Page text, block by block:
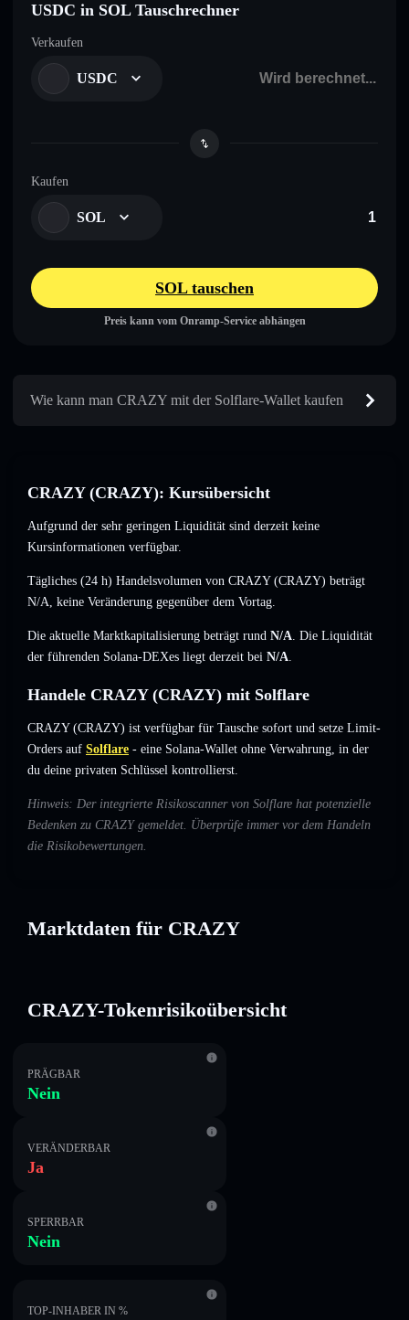
USDC in SOL Tauschrechner
Verkaufen
USDC
Kaufen
SOL
SOL tauschen
Preis kann vom Onramp-Service abhängen
Wie kann man CRAZY mit der Solflare-Wallet kaufen
CRAZY (CRAZY): Kursübersicht
Aufgrund der sehr geringen Liquidität sind derzeit keine
Kursinformationen verfügbar.
Tägliches (24 h) Handelsvolumen von CRAZY (CRAZY) beträgt
N/A, keine Veränderung gegenüber dem Vortag.
Die aktuelle Marktkapitalisierung beträgt rund N/A. Die Liquidität
der führenden Solana-DEXes liegt derzeit bei N/A.
Handele CRAZY (CRAZY) mit Solflare
CRAZY (CRAZY) ist verfügbar für Tausche sofort und setze Limit-
Orders auf Solflare - eine Solana-Wallet ohne Verwahrung, in der
du deine privaten Schlüssel kontrollierst.
Hinweis: Der integrierte Risikoscanner von Solflare hat potenzielle
Bedenken zu CRAZY gemeldet. Überprüfe immer vor dem Handeln
die Risikobewertungen.
Marktdaten für CRAZY
CRAZY-Tokenrisikoübersicht
PRÄGBAR
Nein
VERÄNDERBAR
Ja
SPERRBAR
Nein
TOP-INHABER IN %